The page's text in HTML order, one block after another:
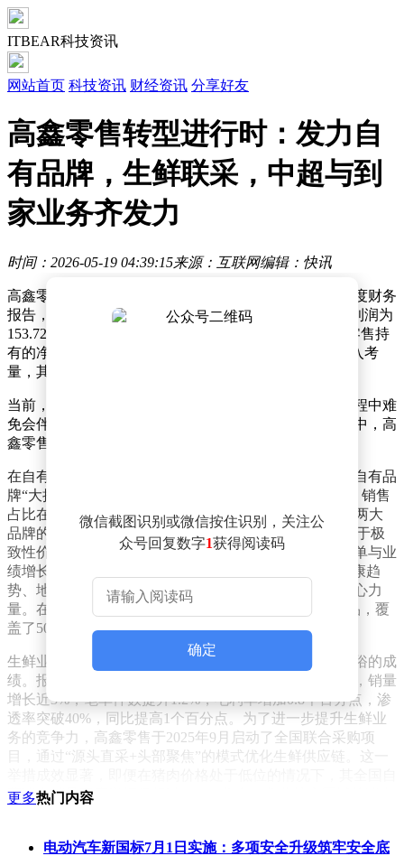
ITBEAR科技资讯
网站首页 科技资讯 财经资讯 分享好友
高鑫零售转型进行时：发力自
有品牌，生鲜联采，中超与到
家业务齐发力
时间：2026-05-19 04:39:15来源：互联网编辑：快讯
高鑫零售（旗下包含大润发与欧尚）近日公布了最新年度财务
报告，数据显示，该集团年度收入达到634.42亿元，毛利润为
153.72亿元，经营溢利3.86亿元。截至报告期末，高鑫零售持
有的净现金规模高达100.63亿元，若将自持物业估值纳入考
量，其总资产规模已超过460亿元。
当前，高鑫零售正处于转型与调整的关键阶段，这一过程中难
免会伴随业绩的波动以及改革成本的投入。在过去一年中，高
鑫零售在多个方面进行了深入的转型尝试。
在自有品牌建设上，高鑫零售取得了显著进展。其两大自有品
牌“大拇指超省”与“润发甄选”销售额同比增幅超过60%，销售
占比在特定月份达到了3.2%。根据规划，到2027年，这两大
品牌的销售占比将提升至5%。其中，“大拇指超省”专注于极
致性价比与民生品类，旨在通过满足大众需求来推动订单与业
绩增长；而“润发甄选”则主打差异化与质价比，聚焦健康趋
势、地方风味与权威认证，致力于成为贡献毛利额的核心力
量。在过去一年中，这两大品牌共上线了超过500款商品，覆
盖了50余个细分品类。
生鲜业务作为高鑫零售转型的重点领域，同样取得了不俗的成
绩。报告期内，其生鲜业务实现了销售与利润的双增长，销量
增长近3%，笔单件数提升1.2%，毛利率增加0.8个百分点，渗
透率突破40%，同比提高1个百分点。为了进一步提升生鲜业
务的竞争力，高鑫零售于2025年9月启动了全国联合采购项
目，通过“源头直采+头部聚焦”的模式优化生鲜供应链。这一
营猪肉销量同店增幅仍超过20%，华东、华北核心区域的猪肉
在业态布局上，高鑫零售确立了“大店-中超-前置仓”三位一体
微信截图识别或微信按住识别，关注公
众号回复数字1获得阅读码
确定
更多热门内容
电动汽车新国标7月1日实施：多项安全升级筑牢安全底